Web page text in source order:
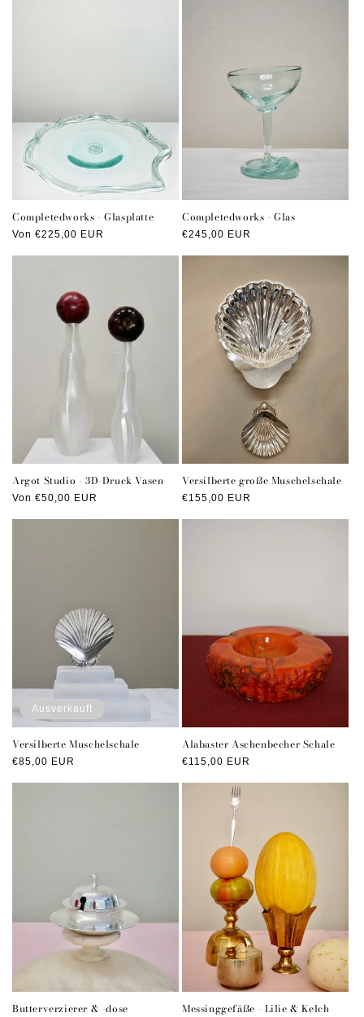
Completedworks - Glasplatte
Normaler
Von €225,00 EUR
Completedworks - Glas
Normaler
€245,00 EUR
Argot Studio - 3D-Druck Vasen
Normaler
Von €50,00 EUR
Versilberte große Muschelschale
Normaler
€155,00 EUR
Ausverkauft
Versilberte Muschelschale
Normaler
€85,00 EUR
Alabaster Aschenbecher Schale
Normaler
€115,00 EUR
Butterverzierer & -dose Messinggefäße - Lilie & Kelch